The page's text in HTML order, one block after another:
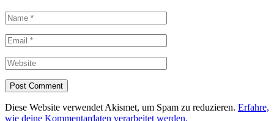
Diese Website verwendet Akismet, um Spam zu reduzieren. Erfahre,
wie deine Kommentardaten verarbeitet werden.